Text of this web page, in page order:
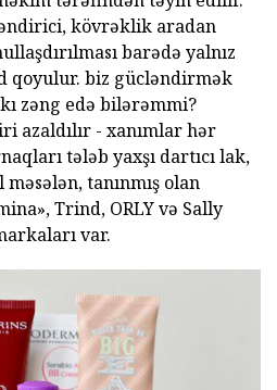
kövrəklik aradan
barədə yalnız
qoyulur. biz gücləndirmək
zəng edə bilərəmmi?
azaldılır - xanımlar hər
tələb yaxşı dartıcı lak,
tanınmış olan
Trind, ORLY və Sally
var.